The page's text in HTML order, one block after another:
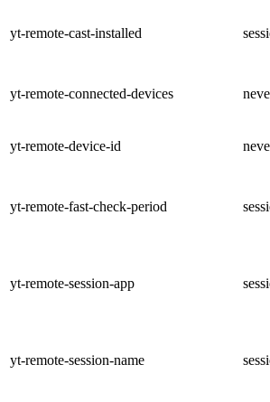
yt-remote-cast-installed
yt-remote-connected-devices
yt-remote-device-id
yt-remote-fast-check-period
yt-remote-session-app
yt-remote-session-name